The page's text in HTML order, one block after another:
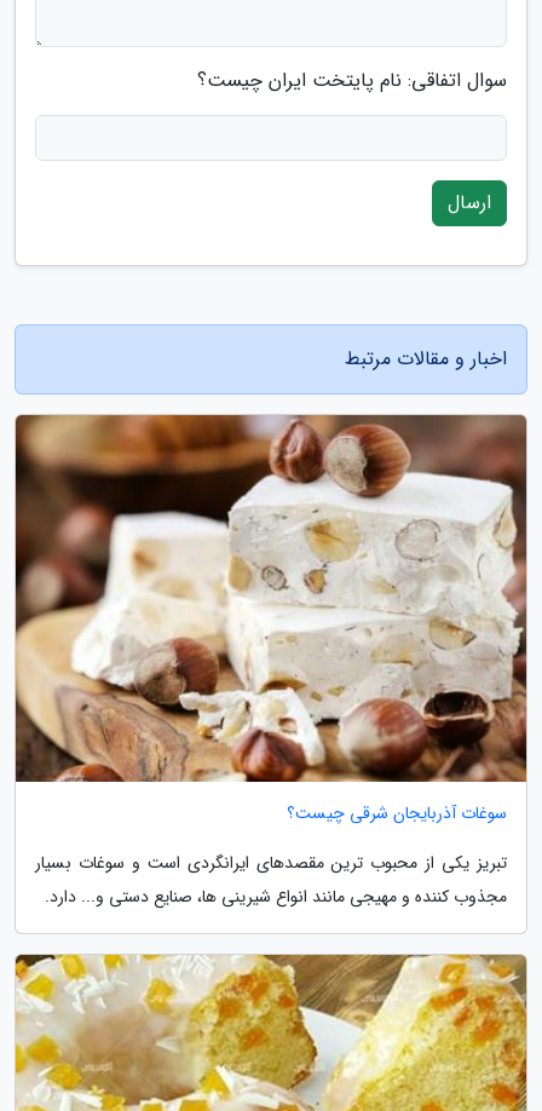
سوال اتفاقی: نام پایتخت ایران چیست؟
ارسال
اخبار و مقالات مرتبط
سوغات آذربایجان شرقی چیست؟
تبریز یکی از محبوب ترین مقصدهای ایرانگردی است و سوغات بسیار
مجذوب کننده و مهیجی مانند انواع شیرینی ها، صنایع دستی و... دارد.